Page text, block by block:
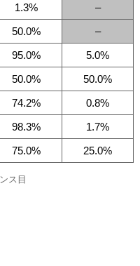
1.3%
–
50.0%
–
95.0%
5.0%
50.0%
50.0%
74.2%
0.8%
98.3%
1.7%
75.0% 25.0%
ス目